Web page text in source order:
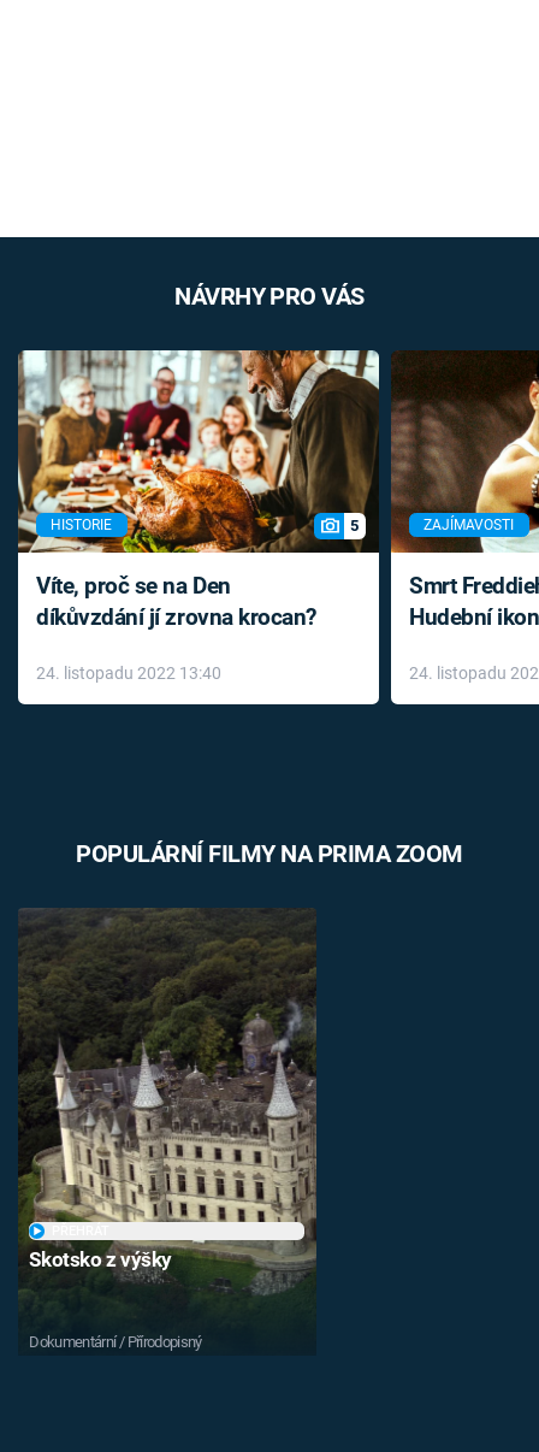
NÁVRHY PRO VÁS
HISTORIE 5
Víte, proč se na Den
díkůvzdání jí zrovna krocan?
24. listopadu 2022 13:40
ZAJÍMAVOSTI
Smrt
Hudební
léky
24. listopadu
POPULÁRNÍ FILMY NA PRIMA ZOOM
Skotsko z výšky
Dokumentární / Přírodopisný